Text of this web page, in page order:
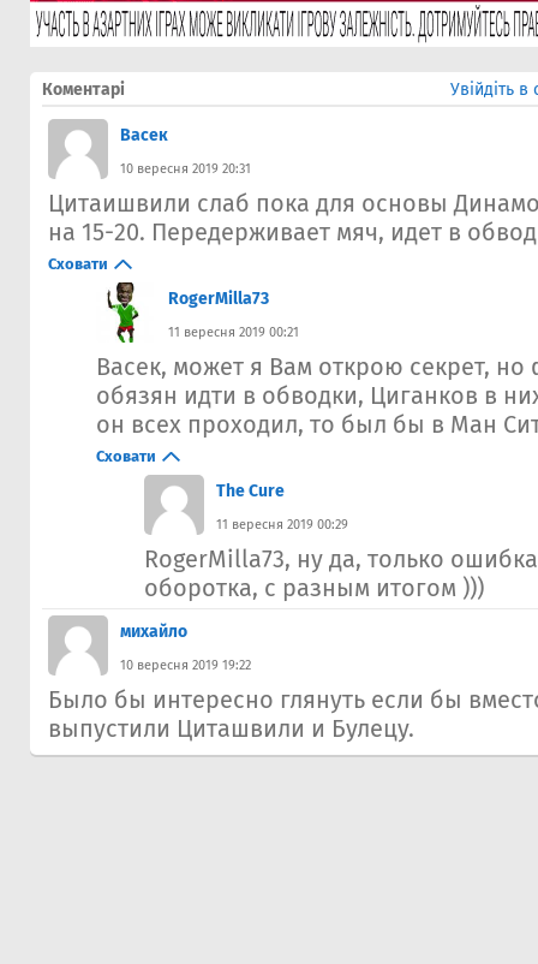
Коментарі Увійдіть в
Васек
10 вересня 2019 20:31
Цитаишвили слаб пока для основы
на 15-20. Передерживает мяч, идет в
Сховати
RogerMilla73
11 вересня 2019 00:21
Васек, может я Вам открою секрет,
обязян идти в обводки, Циганков в
он всех проходил, то был бы в Ман
Сховати
The Cure
11 вересня 2019 00:29
RogerMilla73, ну да, только
оборотка, с разным итогом )))
михайло
10 вересня 2019 19:22
Было бы интересно глянуть если бы
выпустили Циташвили и Булецу.